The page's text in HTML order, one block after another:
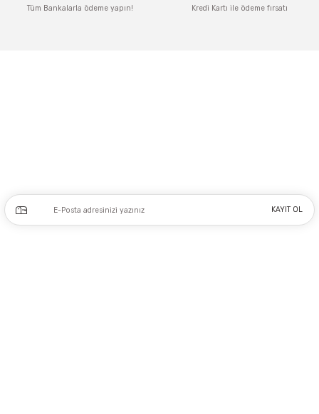
Tüm Bankalarla ödeme yapın! Kredi Kartı ile ödeme fırsatı
KAYIT OL